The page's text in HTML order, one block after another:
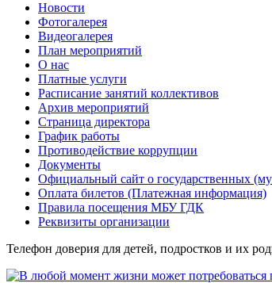
Новости
Фотогалерея
Видеогалерея
План мероприятий
О нас
Платные услуги
Расписание занятий коллективов
Архив мероприятий
Страница директора
График работы
Противодействие коррупции
Документы
Официальный сайт о государственных
Оплата билетов (Платежная информация)
Правила посещения МБУ ГДК
Реквизиты организации
Телефон доверия для детей, подростков и их